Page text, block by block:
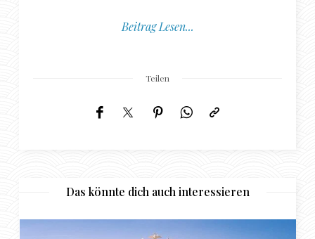
Beitrag Lesen...
Teilen
Das könnte dich auch interessieren